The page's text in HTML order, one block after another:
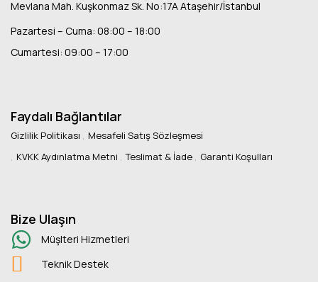
Mevlana Mah. Kuşkonmaz Sk. No:17A Ataşehir/İstanbul
Pazartesi – Cuma: 08:00 – 18:00
Cumartesi: 09:00 – 17:00
Faydalı Bağlantılar
Gizlilik Politikası
Mesafeli Satış Sözleşmesi
KVKK Aydınlatma Metni
Teslimat & İade Garanti Koşulları
Bize Ulaşın
Müşlteri Hizmetleri
Teknik Destek